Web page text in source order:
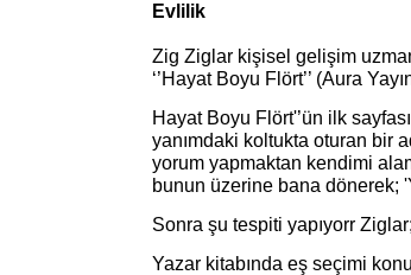
Evlilik
Zig Ziglar kişisel gelişim
‘’Hayat Boyu Flört’’ (Aura
Hayat Boyu Flört'’ün ilk
yanımdaki koltukta oturan bir
yorum yapmaktan kendimi
bunun üzerine bana dönerek;
Sonra şu tespiti yapıyorr
Yazar kitabında eş seçimi